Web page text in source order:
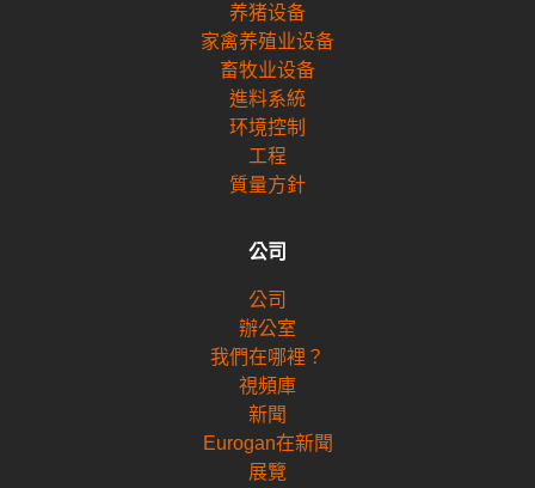
养猪设备
家禽养殖业设备
畜牧业设备
進料系統
环境控制
工程
質量方針
公司
公司
辦公室
我們在哪裡？
視頻庫
新聞
Eurogan在新聞
展覽